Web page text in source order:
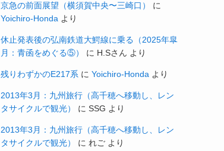
京急の前面展望（横須賀中央〜三崎口）
に
Yoichiro-Honda より
休止発表後の弘南鉄道大鰐線に乗る（2025年皐
月：青函をめぐる⑤）
に H.Sさん より
残りわずかのE217系 に Yoichiro-Honda より
2013年3月：九州旅行（高千穂へ移動し、レン
タサイクルで観光）
に SSG より
2013年3月：九州旅行（高千穂へ移動し、レン
タサイクルで観光）
に れご より